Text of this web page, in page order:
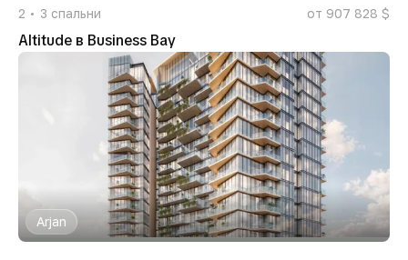
2 3 спальни от 907 828 $
Altitude в Business Bay
Arjan